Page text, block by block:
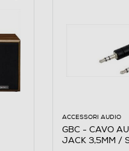
ACCESSORI AUDIO
GBC - CAVO
JACK 3,5MM /